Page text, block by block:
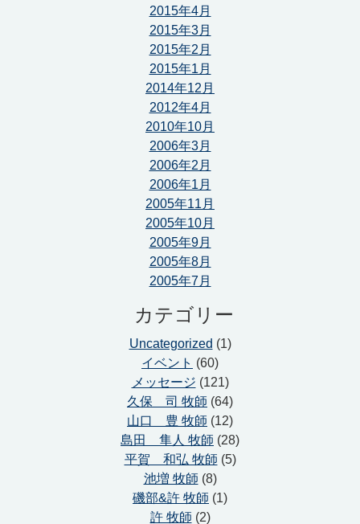
2015年4月
2015年3月
2015年2月
2015年1月
2014年12月
2012年4月
2010年10月
2006年3月
2006年2月
2006年1月
2005年11月
2005年10月
2005年9月
2005年8月
2005年7月
カテゴリー
Uncategorized (1)
イベント (60)
メッセージ (121)
久保 司 牧師 (64)
山口 豊 牧師 (12)
島田 隼人 牧師 (28)
平賀 和弘 牧師 (5)
池増 牧師 (8)
磯部&許 牧師 (1)
許 牧師 (2)